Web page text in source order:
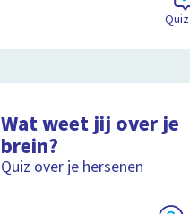
Quiz
Wat weet jij over je
brein?
Quiz over je hersenen